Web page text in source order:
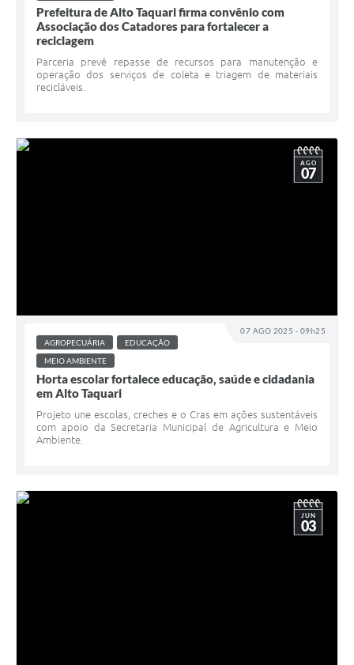
Prefeitura de Alto Taquari firma convênio com
Associação dos Catadores para fortalecer a
reciclagem
Parceria prevê repasse de recursos para manutenção e
operação dos serviços de coleta e triagem de materiais
recicláveis.
07 AGO 2025 - 09h25
AGO
07
AGROPECUÁRIA
EDUCAÇÃO
MEIO AMBIENTE
Horta escolar fortalece educação, saúde e cidadania
em Alto Taquari
Projeto une escolas, creches e o Cras em ações sustentáveis
com apoio da Secretaria Municipal de Agricultura e Meio
Ambiente.
JUN
03